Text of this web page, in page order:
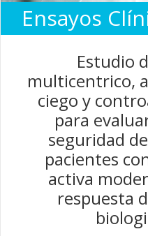
Ensayos
Estudio
multicentrico,
ciego y
para
seguridad
pacientes
activa
respuesta